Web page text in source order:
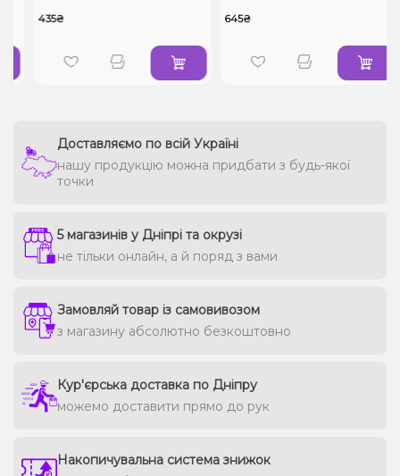
435₴ 645₴
Доставляємо по всій Україні
нашу продукцію можна придбати з будь-якої
точки
5 магазинів у Дніпрі та окрузі
не тільки онлайн, а й поряд з вами
Замовляй товар із самовивозом
з магазину абсолютно безкоштовно
Кур'єрська доставка по Дніпру
можемо доставити прямо до рук
Накопичувальна система знижок